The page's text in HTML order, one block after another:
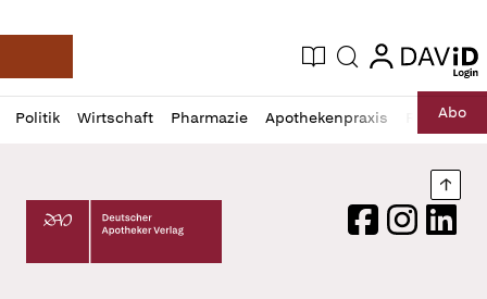
Deutsche Apotheker Zeitung
Aktuelle Ausgabe
Suche login
login
Politik Wirtschaft Pharmazie Apothekenpraxis RechtAbo
Profil
öffnen
Daz
Pur
Deutscher Apotheker Verlag Logo
FacebookInstagram